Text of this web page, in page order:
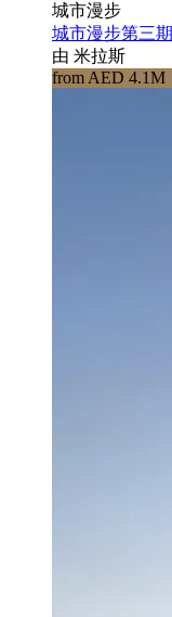
城市漫步
城市漫步第三期
由 米拉斯
from AED 4.1M